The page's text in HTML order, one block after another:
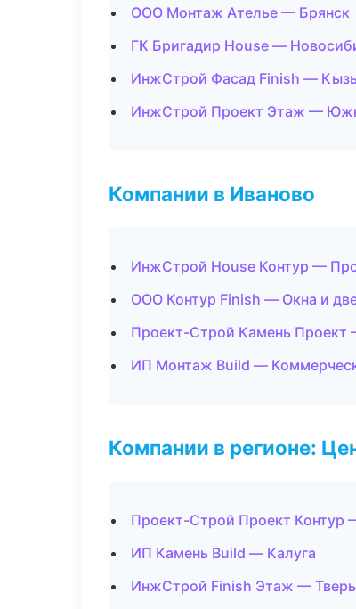
ООО Монтаж Ателье — Брянск
ГК Бригадир House —
ИнжСтрой Фасад Finish —
ИнжСтрой Проект Этаж —
Компании в Иваново
ИнжСтрой House Контур —
ООО Контур Finish — Окна и
Проект-Строй Камень Проект
ИП Монтаж Build —
Компании в регионе:
Проект-Строй Проект Контур
ИП Камень Build — Калуга
ИнжСтрой Finish Этаж — Тверь